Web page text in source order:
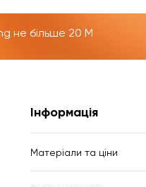
не більше 20 М
Інформація
Матеріали та ціни